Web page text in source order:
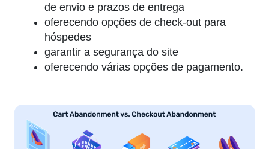
de envio e prazos de entrega
oferecendo opções de check-out para
hóspedes
garantir a segurança do site
oferecendo várias opções de pagamento.